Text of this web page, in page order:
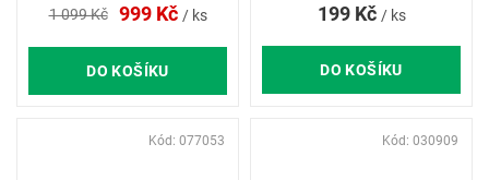
1 099 Kč 999 Kč / ks
DO KOŠÍKU
elektrické nářadí nebo...
199 Kč / ks
DO KOŠÍKU
Kód: 077053 Kód: 030909